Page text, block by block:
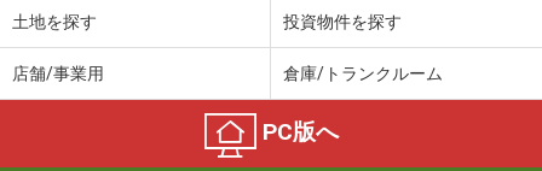
土地を探す 投資物件を探す
店舗/事業用 倉庫/トランクルーム
PC版へ